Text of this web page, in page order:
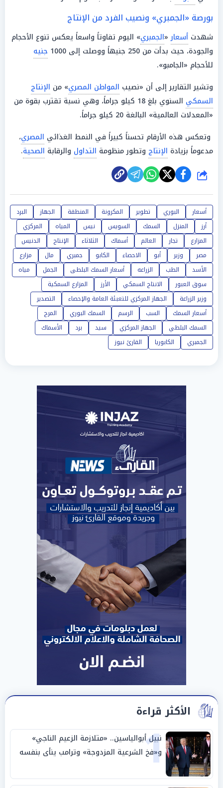
بورصة «الجمبري» ونصيب الفرد من الإنتاج
شهدت أسعار«الجمبري» اليوم تفاوتاً واسعاً يعكس تنوع الأحجام
والجودة، حيث بدأت من 250 جنيهاً ووصلت إلى 1000
جنيه
للأحجام «الجامبو».
وتشير التقارير إلى أن «نصيب المواطن المصري» من الإنتاج
السمكي
السنوي بلغ 18 كيلو جراماً، وهي نسبة تقترب بقوة من
«المعدلات العالمية» البالغة 20 كيلو جراماً.
وتعكس هذه الأرقام تحسناً كبيراً في النمط الغذائي المصري،
مدعوماً بزيادة الإنتاج وتطور منظومة التداول والرقابة الصحية.
شارك
أسعار البوري تطوير المكرونة المنطقة الجهاز
البرد
أرز
المنزل السمك السويس نيس المياه
المركزي
المزارع
تجار العالم أسماك الثلاثاء الإنتاج
الدنيس
مصر
وزير أبو الاحصاء الكابو جمبري مال
مزارع
الأسد
الطب الزراعه أسعار السمك البلطى الجمل
مياه
سوق العبور
الانتاج السمكي الأرز
المزارع السمكية
وزير الزراعة
الجهاز المركزي للتعبئة العامة والإحصاء
التصدير
أسعار السمك
السب الرسم السمك البوري
المرج
السمك البلطي
الجهاز المركزي سيد برد
الأسماك
الجمبري
الكابوريا القارئ نيوز
الأكثر قراءة
1
نبيل أبوالياسين.. «متلازمة الزعيم الناجي»
و«فخ الشرعية المزدوجة» وترامب ينأى بنفسه
وحليفه في «ميتم استراتيجي»